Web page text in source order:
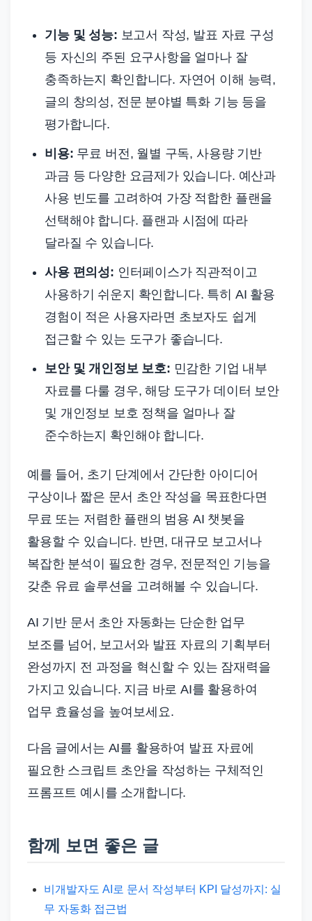
기능 및 성능: 보고서 작성, 발표 자료 구성
등 자신의 주된 요구사항을 얼마나 잘
충족하는지 확인합니다. 자연어 이해 능력,
글의 창의성, 전문 분야별 특화 기능 등을
평가합니다.
비용: 무료 버전, 월별 구독, 사용량 기반
과금 등 다양한 요금제가 있습니다. 예산과
사용 빈도를 고려하여 가장 적합한 플랜을
선택해야 합니다. 플랜과 시점에 따라
달라질 수 있습니다.
사용 편의성: 인터페이스가 직관적이고
사용하기 쉬운지 확인합니다. 특히 AI 활용
경험이 적은 사용자라면 초보자도 쉽게
접근할 수 있는 도구가 좋습니다.
보안 및 개인정보 보호: 민감한 기업 내부
자료를 다룰 경우, 해당 도구가 데이터 보안
및 개인정보 보호 정책을 얼마나 잘
준수하는지 확인해야 합니다.
예를 들어, 초기 단계에서 간단한 아이디어
구상이나 짧은 문서 초안 작성을 목표한다면
무료 또는 저렴한 플랜의 범용 AI 챗봇을
활용할 수 있습니다. 반면, 대규모 보고서나
복잡한 분석이 필요한 경우, 전문적인 기능을
갖춘 유료 솔루션을 고려해볼 수 있습니다.
AI 기반 문서 초안 자동화는 단순한 업무
보조를 넘어, 보고서와 발표 자료의 기획부터
완성까지 전 과정을 혁신할 수 있는 잠재력을
가지고 있습니다. 지금 바로 AI를 활용하여
업무 효율성을 높여보세요.
다음 글에서는 AI를 활용하여 발표 자료에
필요한 스크립트 초안을 작성하는 구체적인
프롬프트 예시를 소개합니다.
함께 보면 좋은 글
비개발자도 AI로 문서 작성부터 KPI 달성까지: 실
무 자동화 접근법